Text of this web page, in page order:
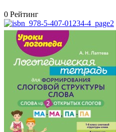
0 Рейтинг